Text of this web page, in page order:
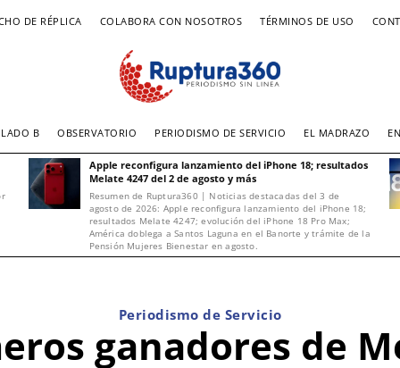
DE RÉPLICA COLABORA CON NOSOTROS TÉRMINOS DE USO
LADO B OBSERVATORIO PERIODISMO DE SERVICIO EL MADRAZO
Apple reconfigura lanzamiento del iPhone 18; resultados
Melate 4247 del 2 de agosto y más
Resumen de Ruptura360 | Noticias destacadas del 3 de
agosto de 2026: Apple reconfigura lanzamiento del iPhone 18;
resultados Melate 4247; evolución del iPhone 18 Pro Max;
América doblega a Santos Laguna en el Banorte y trámite de la
Pensión Mujeres Bienestar en agosto.
Periodismo de Servicio
ganadores de